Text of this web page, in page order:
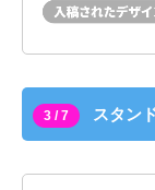
3 / 7 スタン